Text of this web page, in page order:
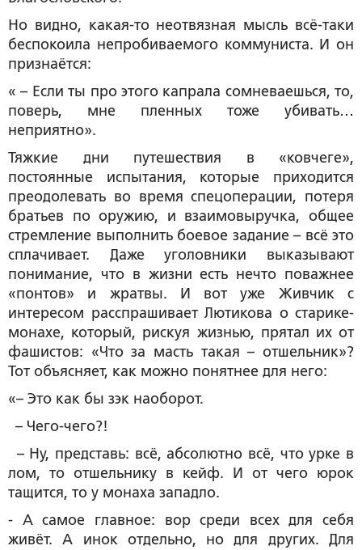
Но видно, какая-то неотвязная мысль всё-таки
беспокоила непробиваемого коммуниста. И он
признаётся:
« – Если ты про этого капрала сомневаешься, то,
поверь, мне пленных тоже убивать…
неприятно».
Тяжкие дни путешествия в «ковчеге»,
постоянные испытания, которые приходится
преодолевать во время спецоперации, потеря
братьев по оружию, и взаимовыручка, общее
стремление выполнить боевое задание – всё это
сплачивает. Даже уголовники выказывают
понимание, что в жизни есть нечто поважнее
«понтов» и жратвы. И вот уже Живчик с
интересом расспрашивает Лютикова о старике-
монахе, который, рискуя жизнью, прятал их от
фашистов: «Что за масть такая – отшельник»?
Тот объясняет, как можно понятнее для него:
«– Это как бы зэк наоборот.
– Чего-чего?!
– Ну, представь: всё, абсолютно всё, что урке в
лом, то отшельнику в кейф. И от чего юрок
тащится, то у монаха западло.
- А самое главное: вор среди всех для себя
живёт. А инок отдельно, но для других. Для